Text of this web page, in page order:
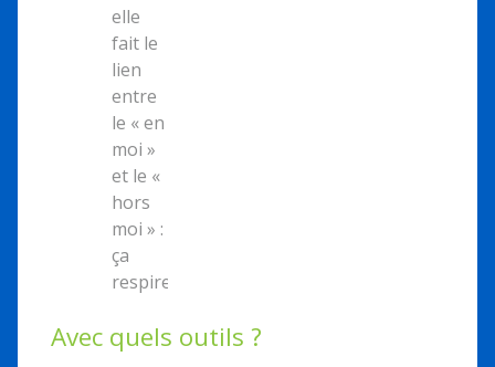
elle
fait le
lien
entre
le « en
moi »
et le «
hors
moi » :
ça
respire…).
Avec quels outils ?